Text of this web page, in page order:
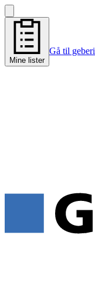
Mine lister
Gå til